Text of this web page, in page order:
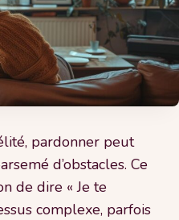
pardonner peut
d’obstacles. Ce
de dire « Je te
complexe, parfois